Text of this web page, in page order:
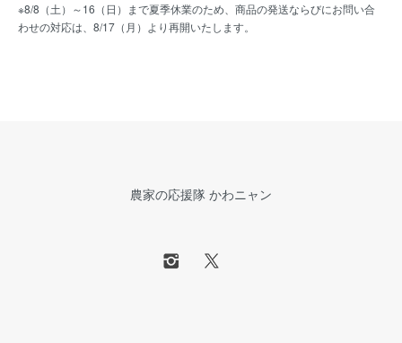
※8/8（土）～16（日）まで夏季休業のため、商品の発送ならびにお問い合
わせの対応は、8/17（月）より再開いたします。
農家の応援隊 かわニャン